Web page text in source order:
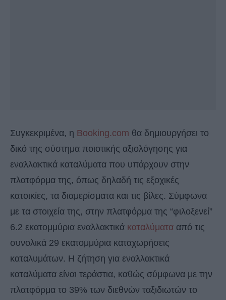
Συγκεκριμένα, η Booking.com θα δημιουργήσει το
δικό της σύστημα ποιοτικής αξιολόγησης για
εναλλακτικά καταλύματα που υπάρχουν στην
πλατφόρμα της, όπως δηλαδή τις εξοχικές
κατοικίες, τα διαμερίσματα και τις βίλες. Σύμφωνα
με τα στοιχεία της, στην πλατφόρμα της “φιλοξενεί”
6.2 εκατομμύρια εναλλακτικά καταλύματα από τις
συνολικά 29 εκατομμύρια καταχωρήσεις
καταλυμάτων. Η ζήτηση για εναλλακτικά
καταλύματα είναι τεράστια, καθώς σύμφωνα με την
πλατφόρμα το 39% των διεθνών ταξιδιωτών το